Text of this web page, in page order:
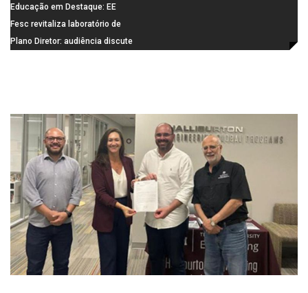
manejo dos animais
resíduos de saúde com autoclave
de última geração
Educação em Destaque: EE
Visconde da Cunha Bueno, em
Santa Eudóxia, alcança nota 7,8
Fesc revitaliza laboratório de
informática da Emeb Ulysses
Plano Diretor: audiência discute